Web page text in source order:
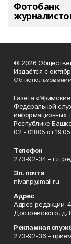
Фотобанк
© 2026
Издаётся с
Об
Газета
Федеральной
информационных
Республике
02 - 01805 от
Телефон
273-92-34 – гл.
Эл. почта
nivanp@mail.ru
Адрес
Адрес редакции:
Достоевского, д.
Рекламная
273-92-36 –